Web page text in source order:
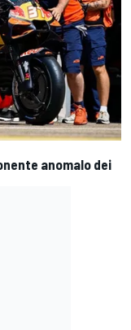
anomalo dei